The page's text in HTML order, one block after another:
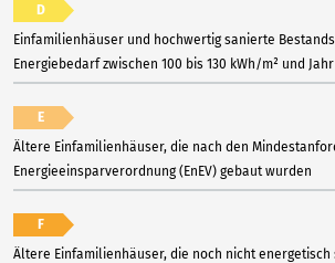
D
Einfamilienhäuser und hochwertig sanierte
Energiebedarf zwischen 100 bis 130 kWh/m² und Jahr
E
Ältere Einfamilienhäuser, die nach den
Energieeinsparverordnung (EnEV) gebaut wurden
F
Ältere Einfamilienhäuser, die noch nicht energetisch